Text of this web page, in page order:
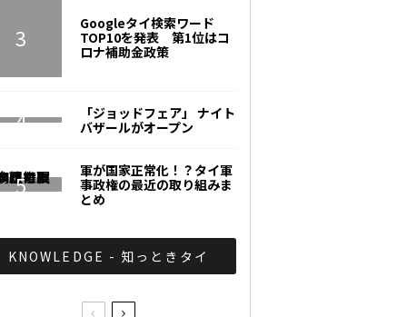
Googleタイ検索ワード
TOP10を発表 第1位はコ
ロナ補助金政策
「ジョッドフェア」 ナイト
バザールがオープン
軍が国家正常化！？タイ軍
事政権の最近の取り組みま
とめ
KNOWLEDGE - 知っときタイ